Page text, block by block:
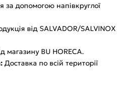
за допомогою напівкруглої
від SALVADOR/SALVINOX
магазину BU HORECA.
Доставка по всій території